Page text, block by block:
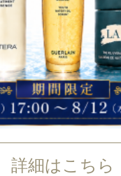
詳細はこちら